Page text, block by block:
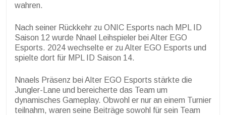
wahren.
Nach seiner Rückkehr zu ONIC Esports nach MPL ID
Saison 12 wurde Nnael Leihspieler bei Alter EGO
Esports. 2024 wechselte er zu Alter EGO Esports und
spielte dort für MPL ID Saison 14.
Nnaels Präsenz bei Alter EGO Esports stärkte die
Jungler-Lane und bereicherte das Team um
dynamisches Gameplay. Obwohl er nur an einem Turnier
teilnahm, waren seine Beiträge sowohl für sein Team